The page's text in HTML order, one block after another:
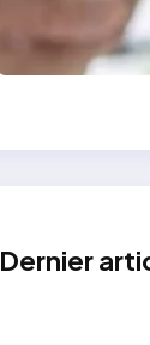
Dernier